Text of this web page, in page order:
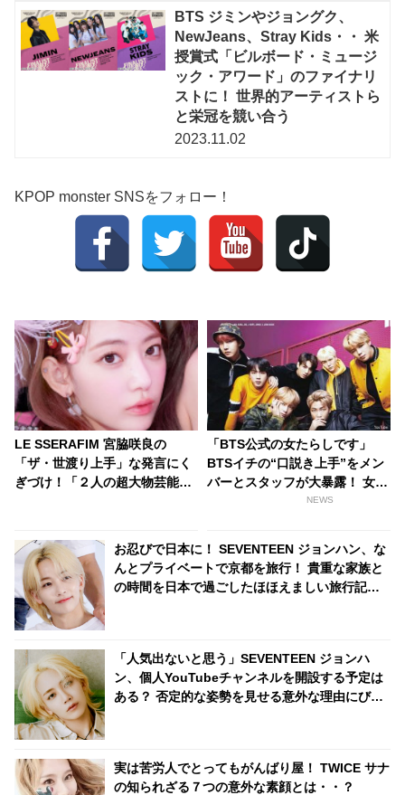
BTS ジミンやジョングク、
NewJeans、Stray Kids・・ 米
授賞式「ビルボード・ミュージ
ック・アワード」のファイナリ
ストに！ 世界的アーティストら
と栄冠を競い合う
2023.11.02
KPOP monster SNSをフォロー！
LE SSERAFIM 宮脇咲良の
「ザ・世渡り上手」な発言にく
ぎづけ！「２人の超大物芸能人
は・・ 芸歴10年以上のプロらし
い発言に爆笑
「BTS公式の女たらしです」
BTSイチの“口説き上手”をメン
バーとスタッフが大暴露！ 女性
とのハグシーンをわざと失敗し
レードに爆笑
NEWS
お忍びで日本に！ SEVENTEEN ジョンハン、な
んとプライベートで京都を旅行！ 貴重な家族と
の時間を日本で過ごしたほほえましい旅行記に
「人気出ないと思う」SEVENTEEN ジョンハ
ン、個人YouTubeチャンネルを開設する予定は
ある？ 否定的な姿勢を見せる意外な理由にびっ
実は苦労人でとってもがんばり屋！ TWICE サナ
の知られざる７つの意外な素顔とは・・？